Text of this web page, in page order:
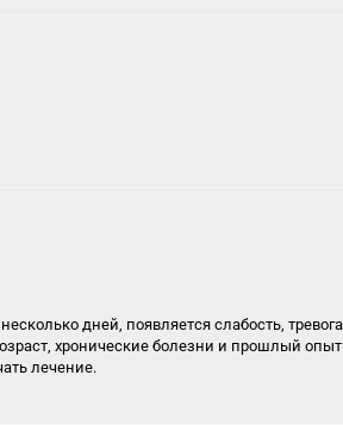
дней, появляется слабость,
хронические болезни и прошлый
лечение.